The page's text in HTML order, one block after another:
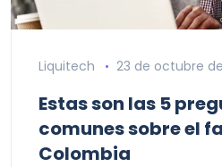
Liquitech 23 de octubre
Estas son las 5
comunes sobre el
Colombia